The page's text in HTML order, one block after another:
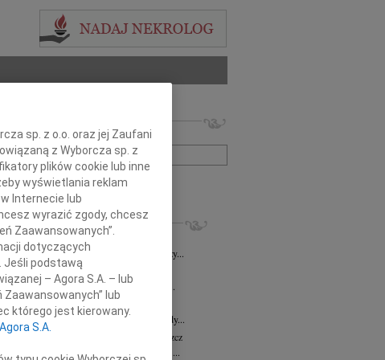
i nazwisko lub numer ogłoszenia:
+ szukanie zaawansowane
NEKROLOGI
06.08.2026Bydgoszcz
Sylwii Kramkowskiej wraz z Rodziną wyrazy...
05.08.2026Bydgoszcz
Arlecie Stanisławskiej oraz Jej Najbliższym...
30.07.2026
Bydgoszcz
Pani Elżbiecie Skwierzyńskiej Członkini Rady...
Janusz Ostoja-Zagórski
Bydgoszcz
Z głębokim smutkiem żegnamy prof. dr. hab....
sp. z o.o. oraz jej Zaufani
z Wyborcza sp. z
plików cookie lub inne
wyświetlania reklam
Internecie lub
wyrazić zgody, chcesz
Zaawansowanych”.
dotyczących
Jeśli podstawą
– Agora S.A. – lub
lub
którego jest kierowany.
S.A.